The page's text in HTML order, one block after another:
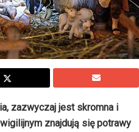
zazwyczaj jest skromna i
znajdują się potrawy